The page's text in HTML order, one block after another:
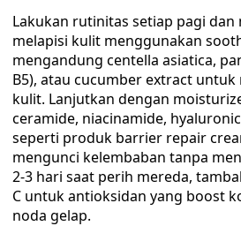
Lakukan rutinitas setiap pagi dan
melapisi kulit menggunakan
mengandung centella asiatica,
B5), atau cucumber extract
kulit. Lanjutkan dengan
ceramide, niacinamide,
seperti produk barrier repair
mengunci kelembaban tanpa
2-3 hari saat perih mereda,
C untuk antioksidan yang boost
noda gelap.